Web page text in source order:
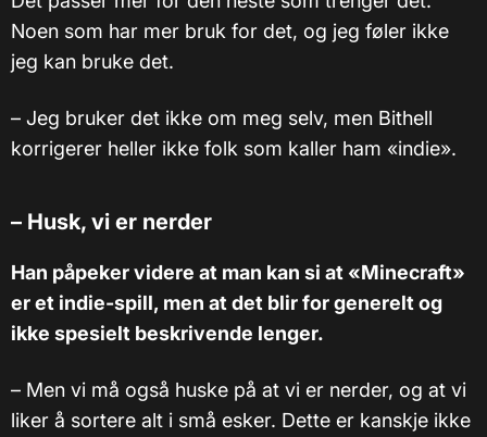
Noen som har mer bruk for det, og jeg føler ikke
jeg kan bruke det.
– Jeg bruker det ikke om meg selv, men Bithell
korrigerer heller ikke folk som kaller ham «indie».
– Husk, vi er nerder
Han påpeker videre at man kan si at «Minecraft»
er et indie-spill, men at det blir for generelt og
ikke spesielt beskrivende lenger.
– Men vi må også huske på at vi er nerder, og at vi
liker å sortere alt i små esker. Dette er kanskje ikke